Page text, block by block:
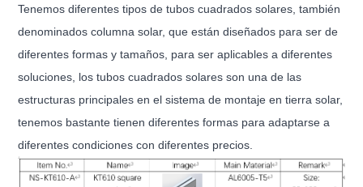
Tenemos diferentes tipos de tubos cuadrados solares, también
denominados columna solar, que están diseñados para ser de
diferentes formas y tamaños, para ser aplicables a diferentes
soluciones, los tubos cuadrados solares son una de las
estructuras principales en el sistema de montaje en tierra solar,
tenemos bastante tienen diferentes formas para adaptarse a
diferentes condiciones con diferentes precios.